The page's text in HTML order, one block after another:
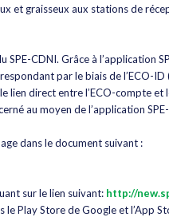
et graisseux aux stations de
SPE-CDNI. Grâce à l’application
par le biais de l’ECO-ID
lien direct entre l’ECO-compte
au moyen de l’application
dans le document suivant :
sur le lien suivant: http://
Play Store de Google et l’App